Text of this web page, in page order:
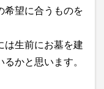
希望に合うものを
は生前にお墓を建
かと思います。